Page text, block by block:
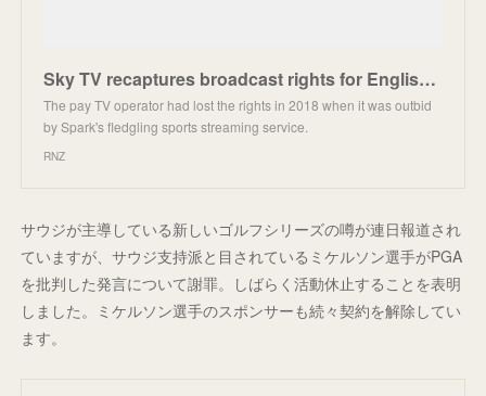
Sky TV recaptures broadcast rights for English Premier League from Spark
The pay TV operator had lost the rights in 2018 when it was outbid
by Spark's fledgling sports streaming service.
RNZ
サウジが主導している新しいゴルフシリーズの噂が連日報道され
ていますが、サウジ支持派と目されているミケルソン選手がPGA
を批判した発言について謝罪。しばらく活動休止することを表明
しました。ミケルソン選手のスポンサーも続々契約を解除してい
ます。